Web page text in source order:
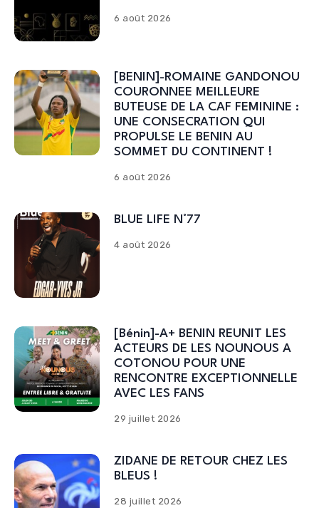
6 août 2026
[BENIN]-ROMAINE GANDONOU
COURONNEE MEILLEURE
BUTEUSE DE LA CAF FEMININE :
UNE CONSECRATION QUI
PROPULSE LE BENIN AU
SOMMET DU CONTINENT !
6 août 2026
BLUE LIFE N°77
4 août 2026
[Bénin]-A+ BENIN REUNIT LES
ACTEURS DE LES NOUNOUS A
COTONOU POUR UNE
RENCONTRE EXCEPTIONNELLE
AVEC LES FANS
29 juillet 2026
ZIDANE DE RETOUR CHEZ LES
BLEUS !
28 juillet 2026